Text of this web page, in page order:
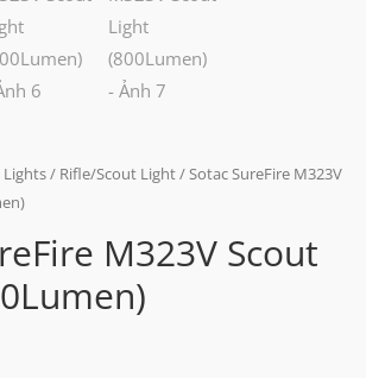
/ Rifle/Scout Light/ Sotac SureFire M323V
M323V Scout